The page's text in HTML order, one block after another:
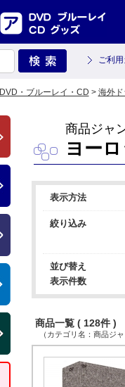
ご利
DVD・ブルーレイ・CD > 海外ド
商品ジャ
ヨー
表示方法
絞り込み
並び替え
表示件数
商品一覧 ( 128件 )
（カテゴリ名：商品ジ